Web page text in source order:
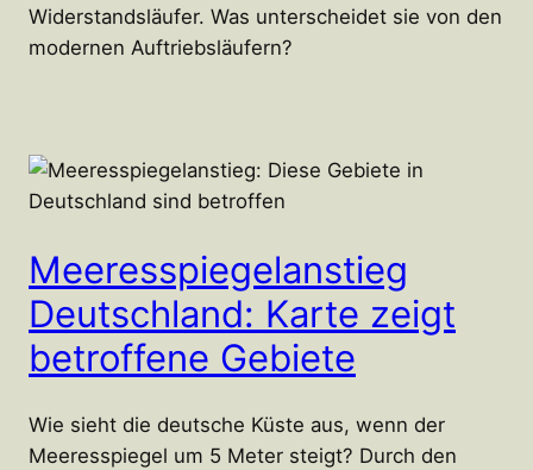
Widerstandsläufer. Was unterscheidet sie von den
modernen Auftriebsläufern?
Meeresspiegelanstieg
Deutschland: Karte zeigt
betroffene Gebiete
Wie sieht die deutsche Küste aus, wenn der
Meeresspiegel um 5 Meter steigt? Durch den